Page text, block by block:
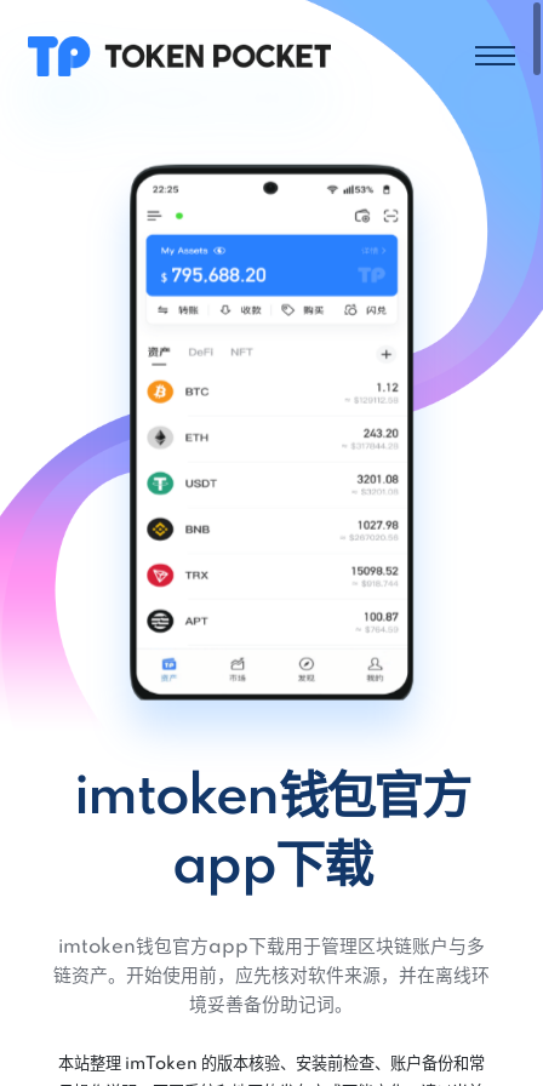
imtoken钱包官方
app下载
imtoken钱包官方app下载用于管理区块链账户与多
链资产。开始使用前，应先核对软件来源，并在离线环
境妥善备份助记词。
本站整理 imToken 的版本核验、安装前检查、账户备份和常